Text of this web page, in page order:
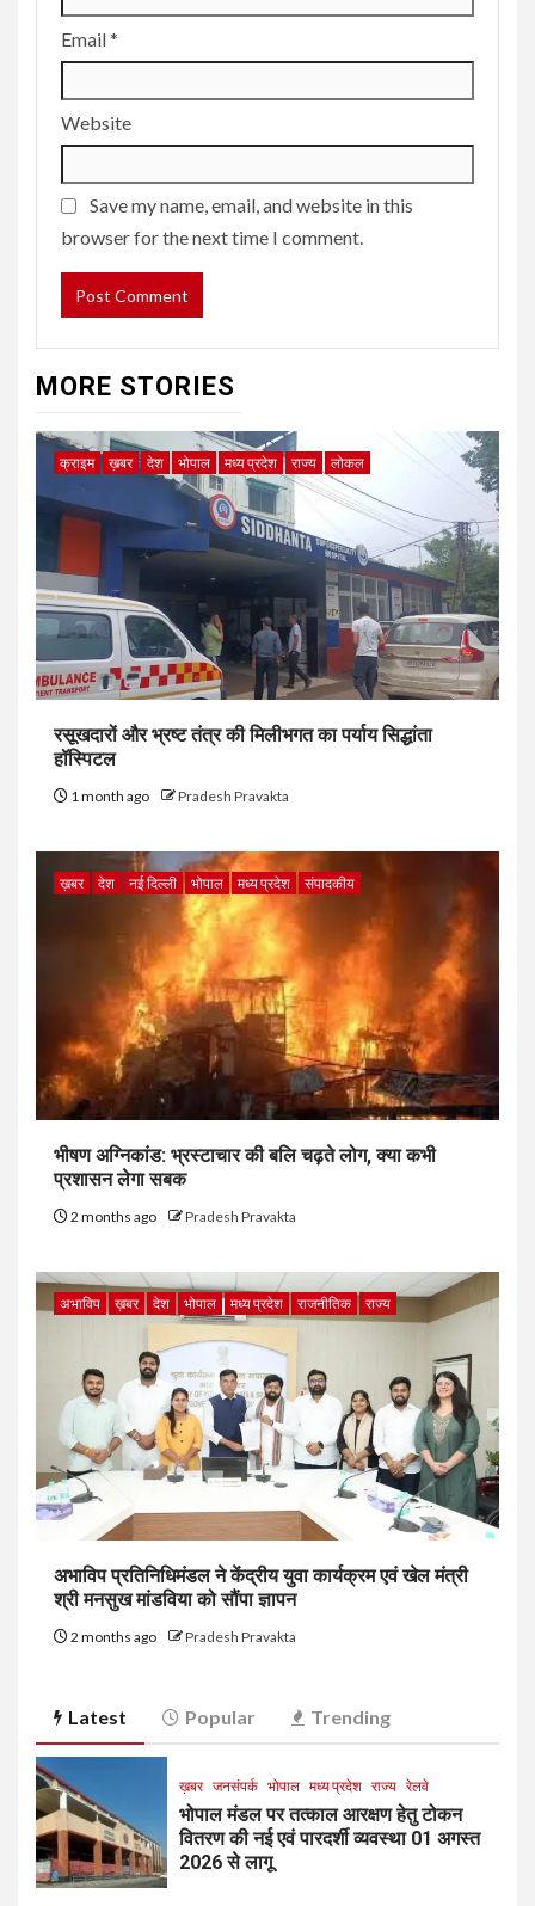
Email*
Website
Save my name, email, and website in this
browser for the next time I comment.
MORE STORIES
क्राइम ख़बर देश भोपाल मध्य प्रदेश राज्य लोकल
रसूखदारों और भ्रष्ट तंत्र की मिलीभगत का पर्याय सिद्धांता
हॉस्पिटल
1 month ago Pradesh Pravakta
ख़बर देश नई दिल्ली भोपाल मध्य प्रदेश संपादकीय
भीषण अग्निकांड: भ्रस्टाचार की बलि चढ़ते लोग, क्या कभी
प्रशासन लेगा सबक
2 months ago Pradesh Pravakta
अभाविप ख़बर देश भोपाल मध्य प्रदेश राजनीतिक राज्य
अभाविप प्रतिनिधिमंडल ने केंद्रीय युवा कार्यक्रम एवं खेल मंत्री
श्री मनसुख मांडविया को सौंपा ज्ञापन
2 months ago Pradesh Pravakta
Latest Popular Trending
ख़बर जनसंपर्क भोपाल मध्य प्रदेश राज्य रेलवे
भोपाल मंडल पर तत्काल आरक्षण हेतु टोकन
वितरण की नई एवं पारदर्शी व्यवस्था 01 अगस्त
2026 से लागू